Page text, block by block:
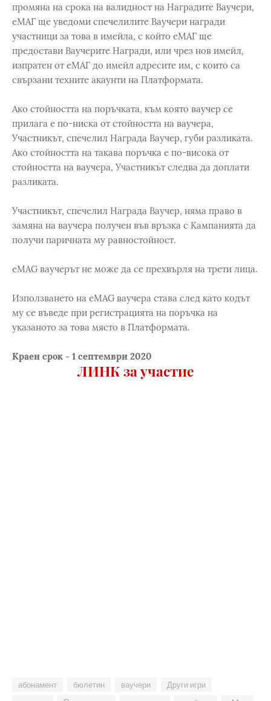
промяна на срока на валидност на Наградите Ваучери,
еМАГ ще уведоми спечелилите Ваучери награди
участници за това в имейла, с който еМАГ ще
предостави Ваучерите Награди, или чрез нов имейл,
изпратен от еМАГ до имейл адресите им, с които са
свързани техните акаунти на Платформата.
Ако стойността на поръчката, към която ваучер се
прилага е по-ниска от стойността на ваучера,
Участникът, спечелил Награда Ваучер, губи разликата.
Ако стойността на такава поръчка е по-висока от
стойността на ваучера, Участникът следва да доплати
разликата.
Участникът, спечелил Награда Ваучер, няма право в
замяна на ваучера получен във връзка с Кампанията да
получи паричната му равностойност.
eMAG ваучерът не може да се прехвърля на трети лица.
Използването на eMAG ваучера става след като кодът
му се въведе при регистрацията на поръчка на
указаното за това място в Платформата.
Краен срок - 1 септември 2020
ЛИНК за участие
абонамент бюлетин ваучери
Други игри